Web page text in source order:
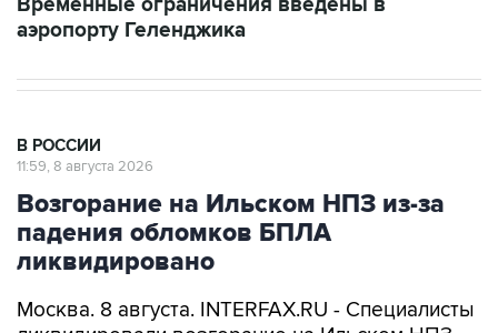
аэропорту Геленджика
В РОССИИ
11:59, 8 августа 2026
Возгорание на Ильском НПЗ из-за
падения обломков БПЛА
ликвидировано
Москва. 8 августа. INTERFAX.RU - Специалисты